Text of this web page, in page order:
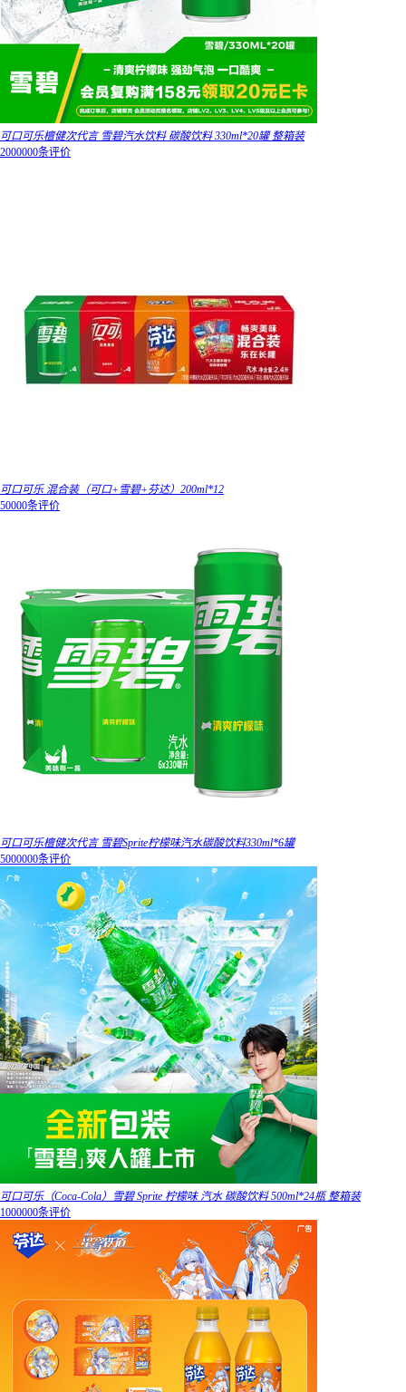
可口可乐檀健次代言 雪碧汽水饮料 碳酸饮料 330ml*20罐 整箱装
2000000条评价
可口可乐 混合装（可口+雪碧+芬达）200ml*12
50000条评价
可口可乐檀健次代言 雪碧Sprite柠檬味汽水碳酸饮料330ml*6罐
5000000条评价
可口可乐（Coca-Cola）雪碧 Sprite 柠檬味 汽水 碳酸饮料 500ml*24瓶 整箱装
1000000条评价